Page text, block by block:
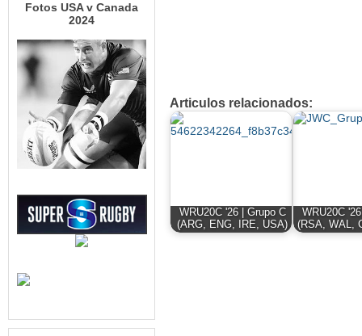
Fotos USA v Canada
2024
Articulos relacionados:
WRU20C '26 | Grupo C
(ARG, ENG, IRE, USA)
WRU20C
(RSA, WAL,